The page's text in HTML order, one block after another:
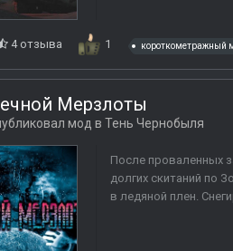
4 отзыва 1 короткометражный
Мерзлоты
мод в Тень Чернобыля
После проваленных
долгих скитаний по
в ледяной плен.